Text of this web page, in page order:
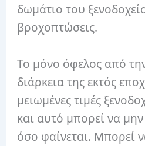
δωμάτιο του
βροχοπτώσεις.
Το μόνο όφελος από
διάρκεια της εκτός
μειωμένες τιμές
και αυτό μπορεί να
όσο φαίνεται. Μπορεί